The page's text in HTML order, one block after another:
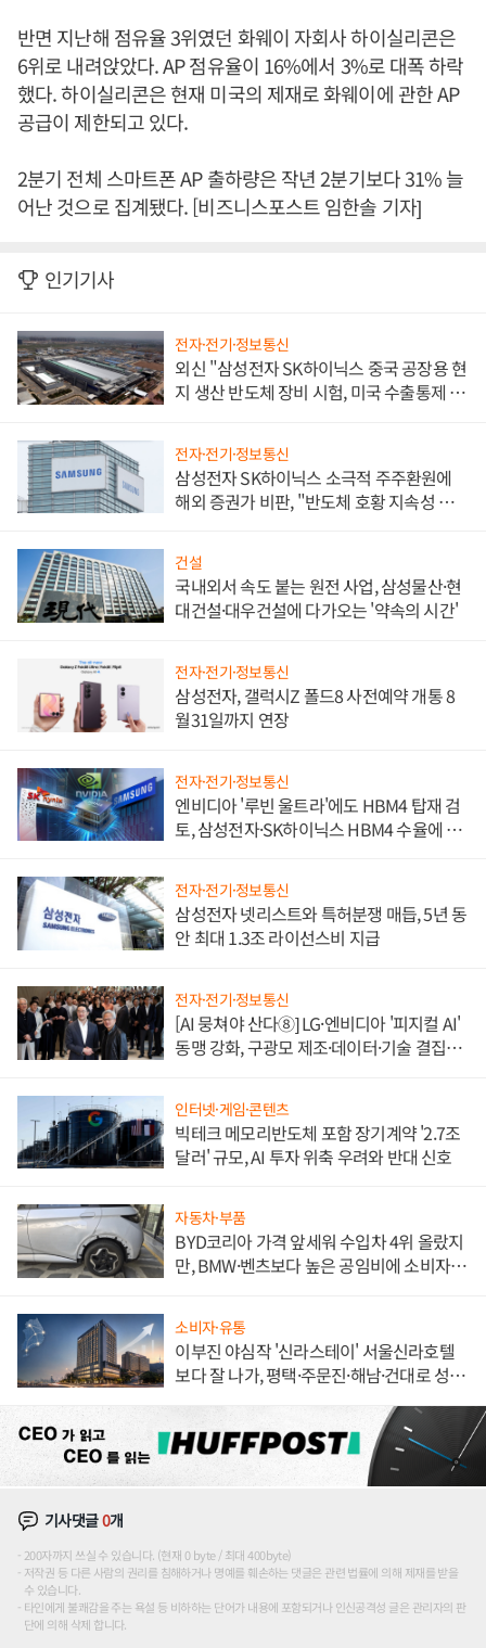
반면 지난해 점유율 3위였던 화웨이 자회사 하이실리콘은
6위로 내려앉았다. AP 점유율이 16%에서 3%로 대폭 하락
했다. 하이실리콘은 현재 미국의 제재로 화웨이에 관한 AP
공급이 제한되고 있다.
2분기 전체 스마트폰 AP 출하량은 작년 2분기보다 31% 늘
어난 것으로 집계됐다. [비즈니스포스트 임한솔 기자]
인기기사
전자·전기·정보통신
외신 "삼성전자 SK하이닉스 중국 공장용 현
지 생산 반도체 장비 시험, 미국 수출통제 대
전자·전기·정보통신
삼성전자 SK하이닉스 소극적 주주환원에
해외 증권가 비판, "반도체 호황 지속성 의
건설
국내외서 속도 붙는 원전 사업, 삼성물산·현
대건설·대우건설에 다가오는 '약속의 시간'
전자·전기·정보통신
삼성전자, 갤럭시Z 폴드8 사전예약 개통 8
월31일까지 연장
전자·전기·정보통신
엔비디아 '루빈 울트라'에도 HBM4 탑재 검
토, 삼성전자·SK하이닉스 HBM4 수율에 주
전자·전기·정보통신
삼성전자 넷리스트와 특허분쟁 매듭, 5년 동
안 최대 1.3조 라이선스비 지급
전자·전기·정보통신
[AI 뭉쳐야 산다⑧] LG·엔비디아 '피지컬 AI'
동맹 강화, 구광모 제조·데이터·기술 결집
인터넷·게임·콘텐츠
빅테크 메모리반도체 포함 장기계약 '2.7조
달러' 규모, AI 투자 위축 우려와 반대 신호
자동차·부품
BYD코리아 가격 앞세워 수입차 4위 올랐지
만, BMW·벤츠보다 높은 공임비에 소비자
소비자·유통
이부진 야심작 '신라스테이' 서울신라호텔
보다 잘 나가, 평택·주문진·해남·건대로 성
기사댓글0개
200자까지 쓰실 수 있습니다. (현재 0 byte / 최대 400byte)
저작권 등 다른 사람의 권리를 침해하거나 명예를 훼손하는 댓글은 관련 법률에 의해 제재를 받을
수 있습니다.
타인에게 불쾌감을 주는 욕설 등 비하하는 단어가 내용에 포함되거나 인신공격성 글은 관리자의 판
단에 의해 삭제 합니다.